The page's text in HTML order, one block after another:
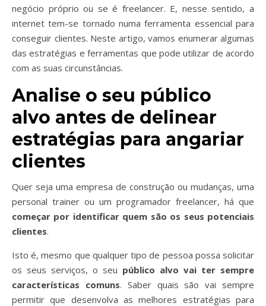
negócio próprio ou se é freelancer. E, nesse sentido, a
internet tem-se tornado numa ferramenta essencial para
conseguir clientes. Neste artigo, vamos enumerar algumas
das estratégias e ferramentas que pode utilizar de acordo
com as suas circunstâncias.
Analise o seu público
alvo antes de delinear
estratégias para angariar
clientes
Quer seja uma empresa de construção ou mudanças, uma
personal trainer ou um programador freelancer, há que
começar por identificar quem são os seus potenciais
clientes.
Isto é, mesmo que qualquer tipo de pessoa possa solicitar
os seus serviços, o seu público alvo vai ter sempre
características comuns. Saber quais são vai sempre
permitir que desenvolva as melhores estratégias para